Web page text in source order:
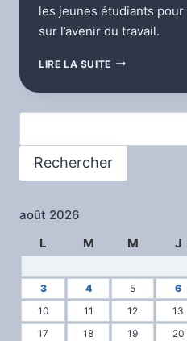
les jeunes étudiants
sur l’avenir du travail.
LIRE LA SUITE L’AVENIR
LA
LE
Rechercher
août 2026
L
M M J
3
4 5 6
10
11 12 13
17
18 19 20